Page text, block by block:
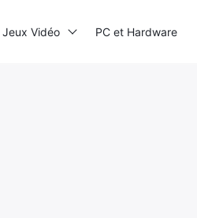
Jeux Vidéo PC et Hardware